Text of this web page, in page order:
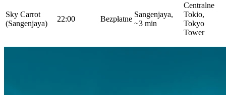
Sky Carrot
(Sangenjaya)
22:00 Bezpłatne
Sangenjaya,
~3 min
Centralne
Tokio,
Tokyo
Tower